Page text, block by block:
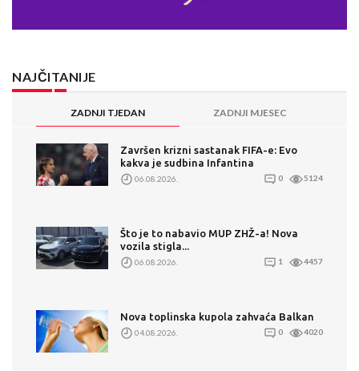
NAJČITANIJE
ZADNJI TJEDAN ZADNJI MJESEC
Završen krizni sastanak FIFA-e: Evo
kakva je sudbina Infantina
06.08.2026. 0 5124
Što je to nabavio MUP ZHŽ-a! Nova
vozila stigla...
06.08.2026. 1 4457
Nova toplinska kupola zahvaća Balkan
04.08.2026. 0 4020